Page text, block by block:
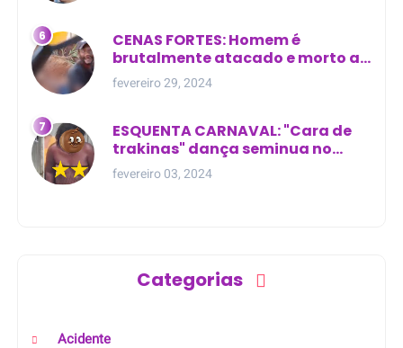
CENAS FORTES: Homem é
brutalmente atacado e morto a
golpes de facão em joão lisboa
fevereiro 29, 2024
ESQUENTA CARNAVAL: "Cara de
trakinas" dança seminua no
meio da rua na Bahia
fevereiro 03, 2024
Categorias
Acidente